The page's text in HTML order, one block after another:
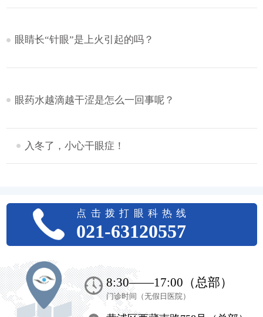
眼睛长“针眼”是上火引起的吗？
眼药水越滴越干涩是怎么一回事呢？
入冬了，小心干眼症！
点击拨打眼科热线
021-63120557
8:30——17:00（总部）
门诊时间（无假日医院）